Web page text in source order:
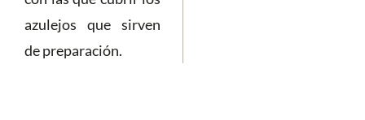
azulejos que sirven
de preparación.